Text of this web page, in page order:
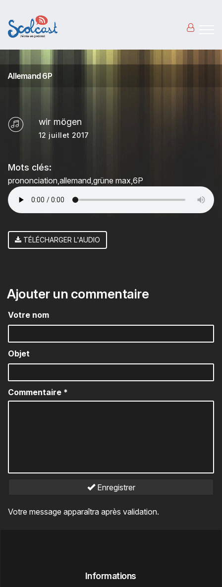
Allemand 6P
wir mögen
12 juillet 2017
Mots clés:
prononciation allemand grüne max 6P
TÉLÉCHARGER L'AUDIO
Ajouter un commentaire
Votre nom
Objet
Commentaire *
Enregistrer
Votre message apparaîtra après validation.
Informations